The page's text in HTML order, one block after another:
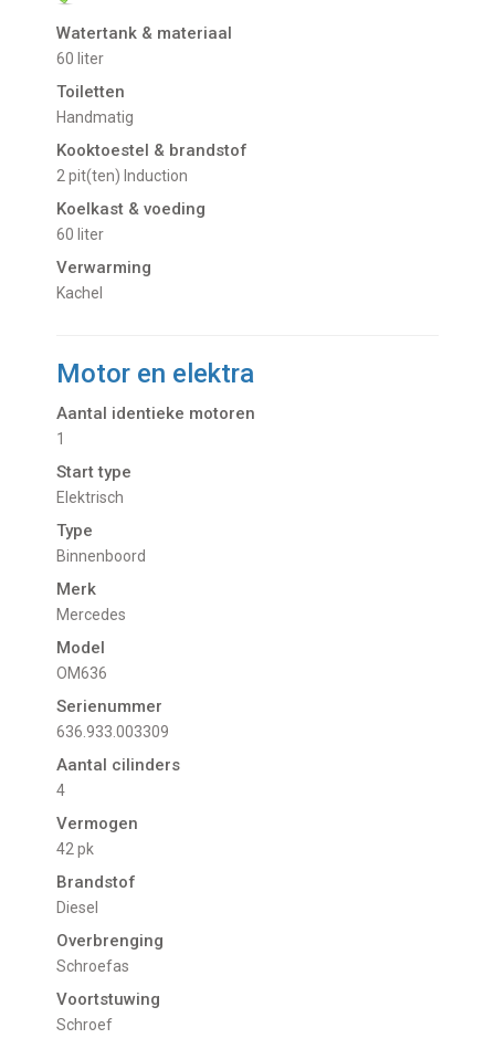
Watertank & materiaal
60 liter
Toiletten
Handmatig
Kooktoestel & brandstof
2 pit(ten) Induction
Koelkast & voeding
60 liter
Verwarming
Kachel
Motor en elektra
Aantal identieke motoren
1
Start type
Elektrisch
Type
Binnenboord
Merk
Mercedes
Model
OM636
Serienummer
636.933.003309
Aantal cilinders
4
Vermogen
42 pk
Brandstof
Diesel
Overbrenging
Schroefas
Voortstuwing
schroef